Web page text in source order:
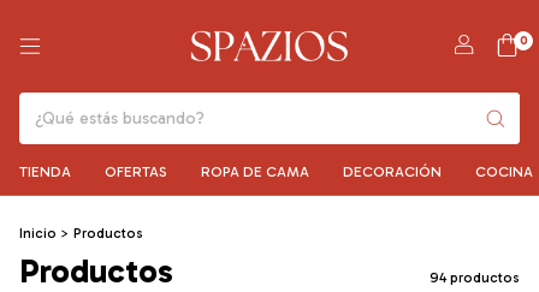
0
TIENDA OFERTAS ROPA DE CAMA DECORACIÓN COCINA
Inicio > Productos
Productos 94 productos